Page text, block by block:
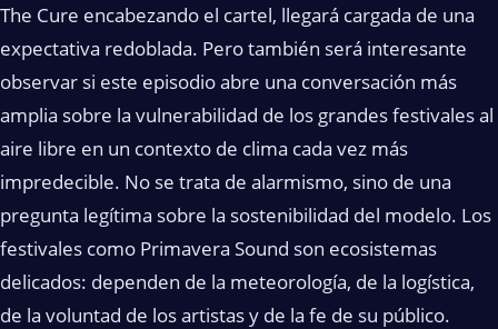
The Cure encabezando el cartel, llegará cargada de una
expectativa redoblada. Pero también será interesante
observar si este episodio abre una conversación más
amplia sobre la vulnerabilidad de los grandes festivales al
aire libre en un contexto de clima cada vez más
impredecible. No se trata de alarmismo, sino de una
pregunta legítima sobre la sostenibilidad del modelo. Los
festivales como Primavera Sound son ecosistemas
delicados: dependen de la meteorología, de la logística,
de la voluntad de los artistas y de la fe de su público.